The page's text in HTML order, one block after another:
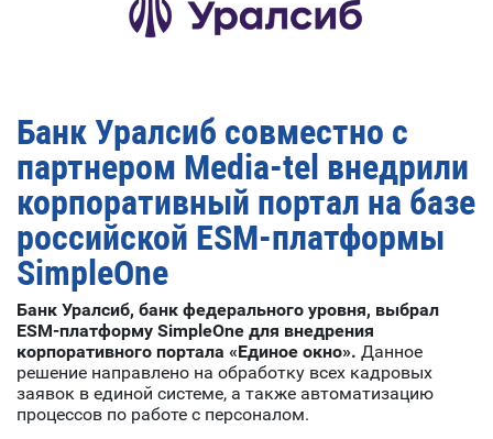
Банк Уралсиб совместно с
партнером Мedia-tel внедрили
корпоративный портал на базе
российской ESM-платформы
SimpleOne
Банк Уралсиб, банк федерального уровня, выбрал
ESM-платформу SimpleOne для внедрения
корпоративного портала «Единое окно». Данное
решение направлено на обработку всех кадровых
заявок в единой системе, а также автоматизацию
процессов по работе с персоналом.